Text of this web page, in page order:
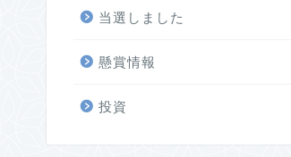
当選しました
懸賞情報
投資